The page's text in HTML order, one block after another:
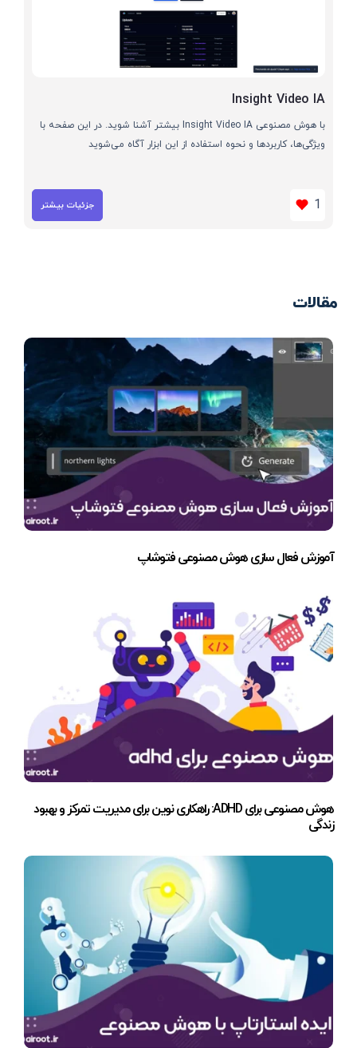
Insight Video IA
با هوش مصنوعی Insight Video IA بیشتر آشنا شوید. در این صفحه با
ویژگی‌ها، کاربردها و نحوه استفاده از این ابزار آگاه می‌شوید
1 جزئیات بیشتر
مقالات
آموزش فعال سازی هوش مصنوعی فتوشاپ
هوش مصنوعی برای ADHD: راهکاری نوین برای مدیریت تمرکز و بهبود
زندگی